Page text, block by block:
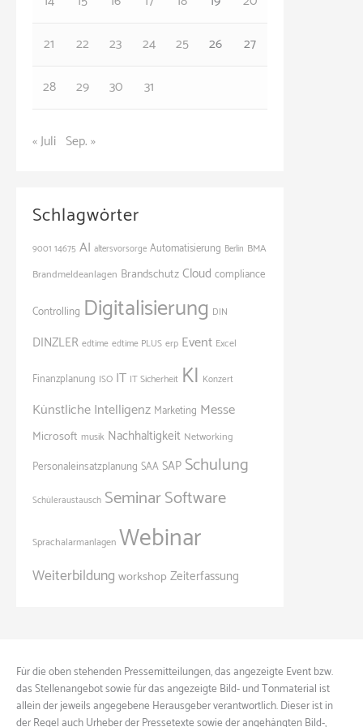
21
22 23 24 25 26
27
28
29 30 31
« Juli Sep. »
Schlagwörter
9001 14675 AI altersvorsorge Automatisierung Berlin BMA
Brandmeldeanlagen BrandschutzCloud compliance
Controlling Digitalisierung DIN
DINZLER edtime edtime PLUS erp Event Excel
Finanzplanung ISO IT IT Sicherheit KI Konzert
Künstliche Intelligenz Marketing Messe
Microsoft musik Nachhaltigkeit Networking
Personaleinsatzplanung SAASAP Schulung
Schüleraustausch SeminarSoftware
Sprachalarmanlagen Webinar
Weiterbildung workshop Zeiterfassung
Für die oben stehenden Pressemitteilungen, das angezeigte Event bzw.
das Stellenangebot sowie für das angezeigte Bild- und Tonmaterial ist
allein der jeweils angegebene Herausgeber verantwortlich. Dieser ist in
der Regel auch Urheber der Pressetexte sowie der angehängten Bild-,